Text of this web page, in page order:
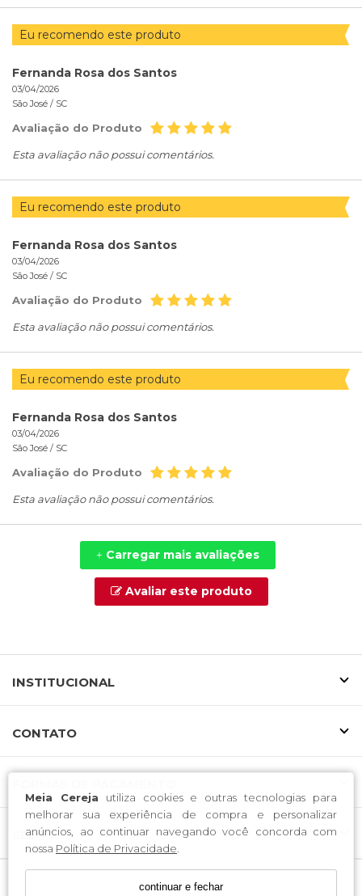
Meia Cereja utiliza cookies e outras tecnologias para
melhorar sua experiência de compra e personalizar
anúncios, ao continuar navegando você concorda com
nossa Política de Privacidade.
continuar e fechar
Eu recomendo este produto
Fernanda Rosa dos Santos
03/04/2026
São José / SC
Avaliação do Produto
Esta avaliação não possui comentários.
Eu recomendo este produto
Fernanda Rosa dos Santos
03/04/2026
São José / SC
Avaliação do Produto
Esta avaliação não possui comentários.
Eu recomendo este produto
Fernanda Rosa dos Santos
03/04/2026
São José / SC
Avaliação do Produto
Esta avaliação não possui comentários.
+Carregar mais avaliações
Avaliar este produto
INSTITUCIONAL
CONTATO
SELOS